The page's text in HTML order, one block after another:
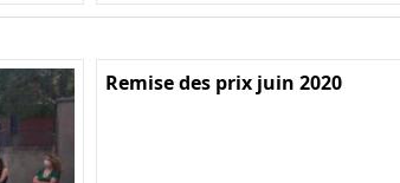
Remise des prix juin 2020